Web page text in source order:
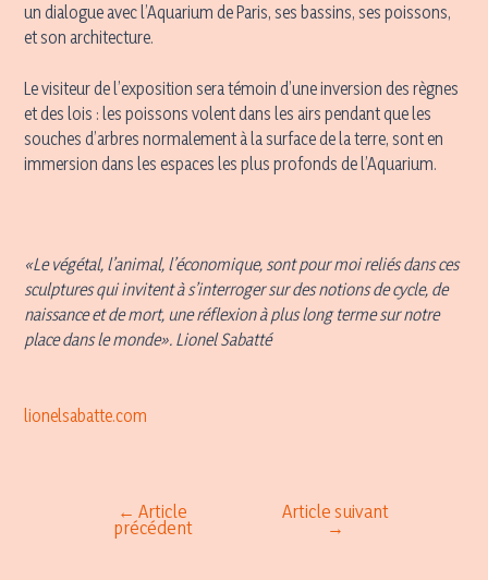
un dialogue avec l’Aquarium de Paris, ses bassins, ses poissons,
et son architecture.
Le visiteur de l’exposition sera témoin d’une inversion des règnes
et des lois : les poissons volent dans les airs pendant que les
souches d’arbres normalement à la surface de la terre, sont en
immersion dans les espaces les plus profonds de l’Aquarium.
«Le végétal, l’animal, l’économique, sont pour moi reliés dans ces
sculptures qui invitent à s’interroger sur des notions de cycle, de
naissance et de mort, une réflexion à plus long terme sur notre
place dans le monde». Lionel Sabatté
lionelsabatte.com
Navigation
← Article
précédent
Article suivant
→